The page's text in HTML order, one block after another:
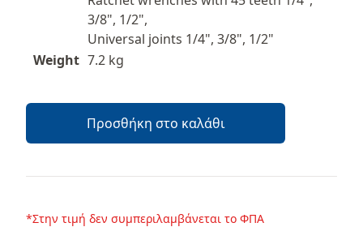
3/8", 1/2",
Universal joints 1/4", 3/8", 1/2"
Weight 7.2 kg
Προσθήκη στο καλάθι
*Στην τιμή δεν συμπεριλαμβάνεται το ΦΠΑ